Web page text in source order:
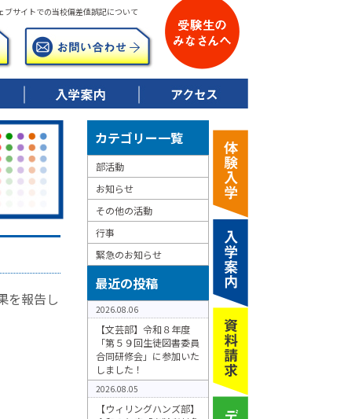
ブサイトでの当校偏差値誤記について
▶ 令和8年度募集要項
▶ 校納金について
▶ 特典制度について
を報告し
カテゴリー一覧
部活動
お知らせ
その他の活動
行事
緊急のお知らせ
最近の投稿
2026.08.06
【文芸部】令和８年度
「第５９回生徒図書委員
合同研修会」に参加いた
しました！
2026.08.05
【ウィリングハンズ部】